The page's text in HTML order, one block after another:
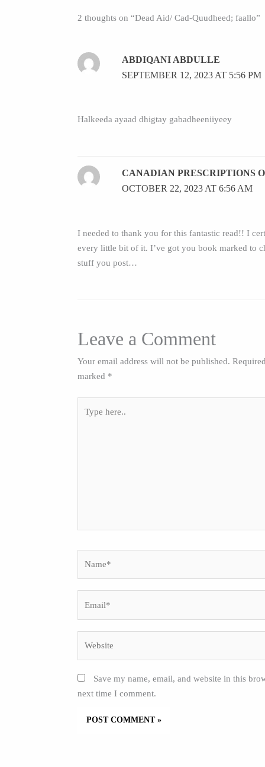
2 thoughts on “Dead Aid/ Cad-Quudheed; faallo”
ABDIQANI ABDULLE
SEPTEMBER 12, 2023 AT 5:56 PM
Halkeeda ayaad dhigtay gabadheeniiyeey
CANADIAN PRESCRIPTIONS
OCTOBER 22, 2023 AT 6:56 AM
I needed to thank you for this fantastic read!! I
every little bit of it. I’ve got you book marked to
stuff you post…
Leave a Comment
Your email address will not be published.
marked *
here..
Save my name, email, and website in this
next time I comment.